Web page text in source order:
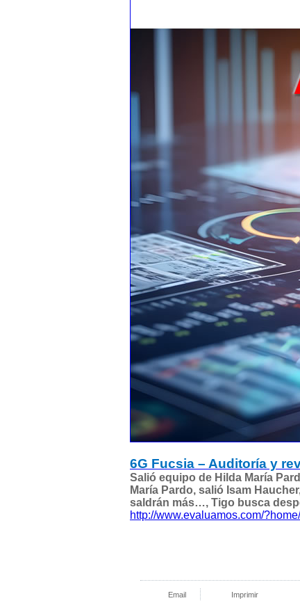
6G Fucsia – Auditoría y
Salió equipo de Hilda María
María Pardo, salió Isam
saldrán más…, Tigo busca
http://www.evaluamos.com/
Email Imprimir